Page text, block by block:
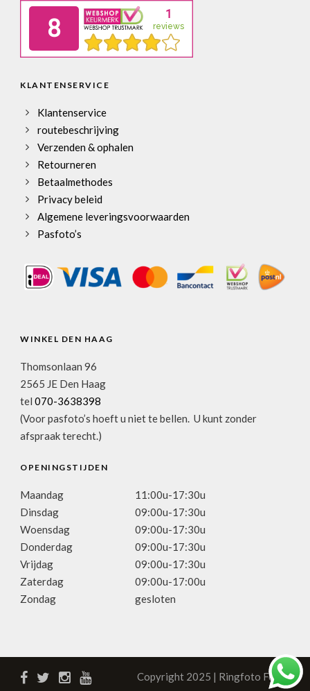
KLANTENSERVICE
Klantenservice
routebeschrijving
Verzenden & ophalen
Retourneren
Betaalmethodes
Privacy beleid
Algemene leveringsvoorwaarden
Pasfoto’s
WINKEL DEN HAAG
Thomsonlaan 96
2565 JE Den Haag
tel 070-3638398
(Voor pasfoto’s hoeft u niet te bellen. U kunt zonder
afspraak terecht.)
OPENINGSTIJDEN
Maandag
11:00u-17:30u
Dinsdag
09:00u-17:30u
Woensdag
09:00u-17:30u
Donderdag
09:00u-17:30u
Vrijdag
09:00u-17:30u
Zaterdag
09:00u-17:00u
Zondag
gesloten
Copyright 2025 | Ringfoto Focus